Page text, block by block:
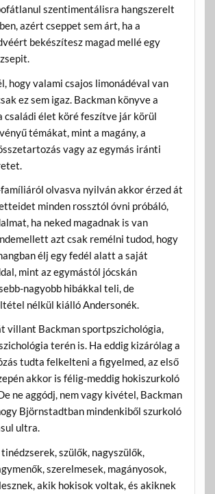
szentimentálisra hangszerelt
azért cseppet sem árt, ha a
bekészítesz magad mellé egy
hogy valami csajos limonádéval van
ez sem igaz. Backman könyve a
családi élet köré feszítve jár körül
témákat, mint a magány, a
vagy az egymás iránti
olvasva nyilván akkor érzed át
minden rossztól óvni próbáló,
ha neked magadnak is van
azt csak remélni tudod, hogy
élj egy fedél alatt a saját
mint az egymástól jócskán
nagyobb hibákkal teli, de
nélkül kiálló Andersonék.
villant Backman sportpszichológia,
terén is. Ha eddig kizárólag a
tudta felkelteni a figyelmed, az első
akkor is félig-meddig hokiszurkoló
ne aggódj, nem vagy kivétel, Backman
Björnstadtban mindenkiből szurkoló
ultra.
szülők, nagyszülők,
szerelmesek, magányosok,
akik hokisok voltak, és akiknek